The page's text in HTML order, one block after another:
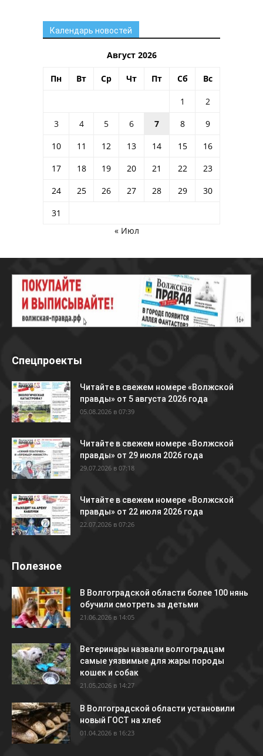
Календарь новостей
Август 2026
Пн Вт Ср Чт Пт Сб Вс
1
2
3
4 5 6 7 8
9
10
11 12 13 14 15
16
17
18 19 20 21 22
23
24
25 26 27 28 29
30
31
« Июл
Спецпроекты
Читайте в свежем номере «Волжской
правды» от 5 августа 2026 года
05.08.2026 в 07:39
Читайте в свежем номере «Волжской
правды» от 29 июля 2026 года
29.07.2026 в 07:18
Читайте в свежем номере «Волжской
правды» от 22 июля 2026 года
22.07.2026 в 07:26
Полезное
В Волгоградской области более 100 нянь
обучили смотреть за детьми
21.06.2026 в 14:05
Ветеринары назвали волгоградцам
самые уязвимые для жары породы
кошек и собак
21.05.2026 в 14:27
В Волгоградской области установили
новый ГОСТ на хлеб
01.04.2026 в 16:23